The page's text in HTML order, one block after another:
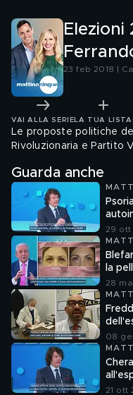
Elezioni
23 feb 2018 |
VAI ALLA SERIE LA TUA LISTA
Le proposte politiche
Rivoluzionaria e Partito
Guarda anche
29 ott
la
28
08
21 ott